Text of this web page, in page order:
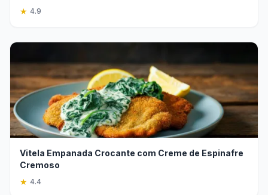
★ 4.9
Vitela Empanada Crocante com Creme de Espinafre
Cremoso
★ 4.4